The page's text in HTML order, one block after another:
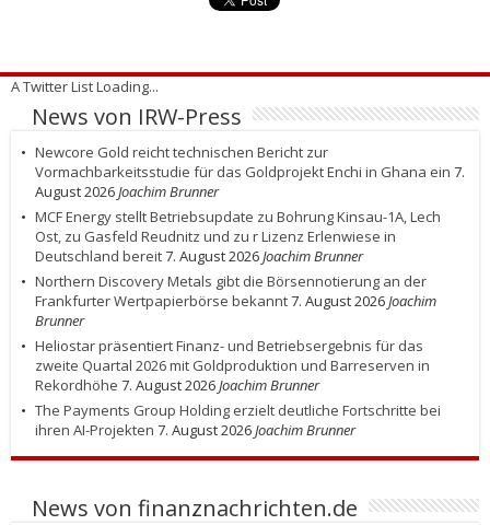
A Twitter List Loading...
News von IRW-Press
Newcore Gold reicht technischen Bericht zur
Vormachbarkeitsstudie für das Goldprojekt Enchi in Ghana ein 7.
August 2026Joachim Brunner
MCF Energy stellt Betriebsupdate zu Bohrung Kinsau-1A, Lech
Ost, zu Gasfeld Reudnitz und zu r Lizenz Erlenwiese in
Deutschland bereit7. August 2026Joachim Brunner
Northern Discovery Metals gibt die Börsennotierung an der
Frankfurter Wertpapierbörse bekannt7. August 2026Joachim
Brunner
Heliostar präsentiert Finanz- und Betriebsergebnis für das
zweite Quartal 2026 mit Goldproduktion und Barreserven in
Rekordhöhe 7. August 2026Joachim Brunner
The Payments Group Holding erzielt deutliche Fortschritte bei
ihren AI-Projekten 7. August 2026Joachim Brunner
News von finanznachrichten.de